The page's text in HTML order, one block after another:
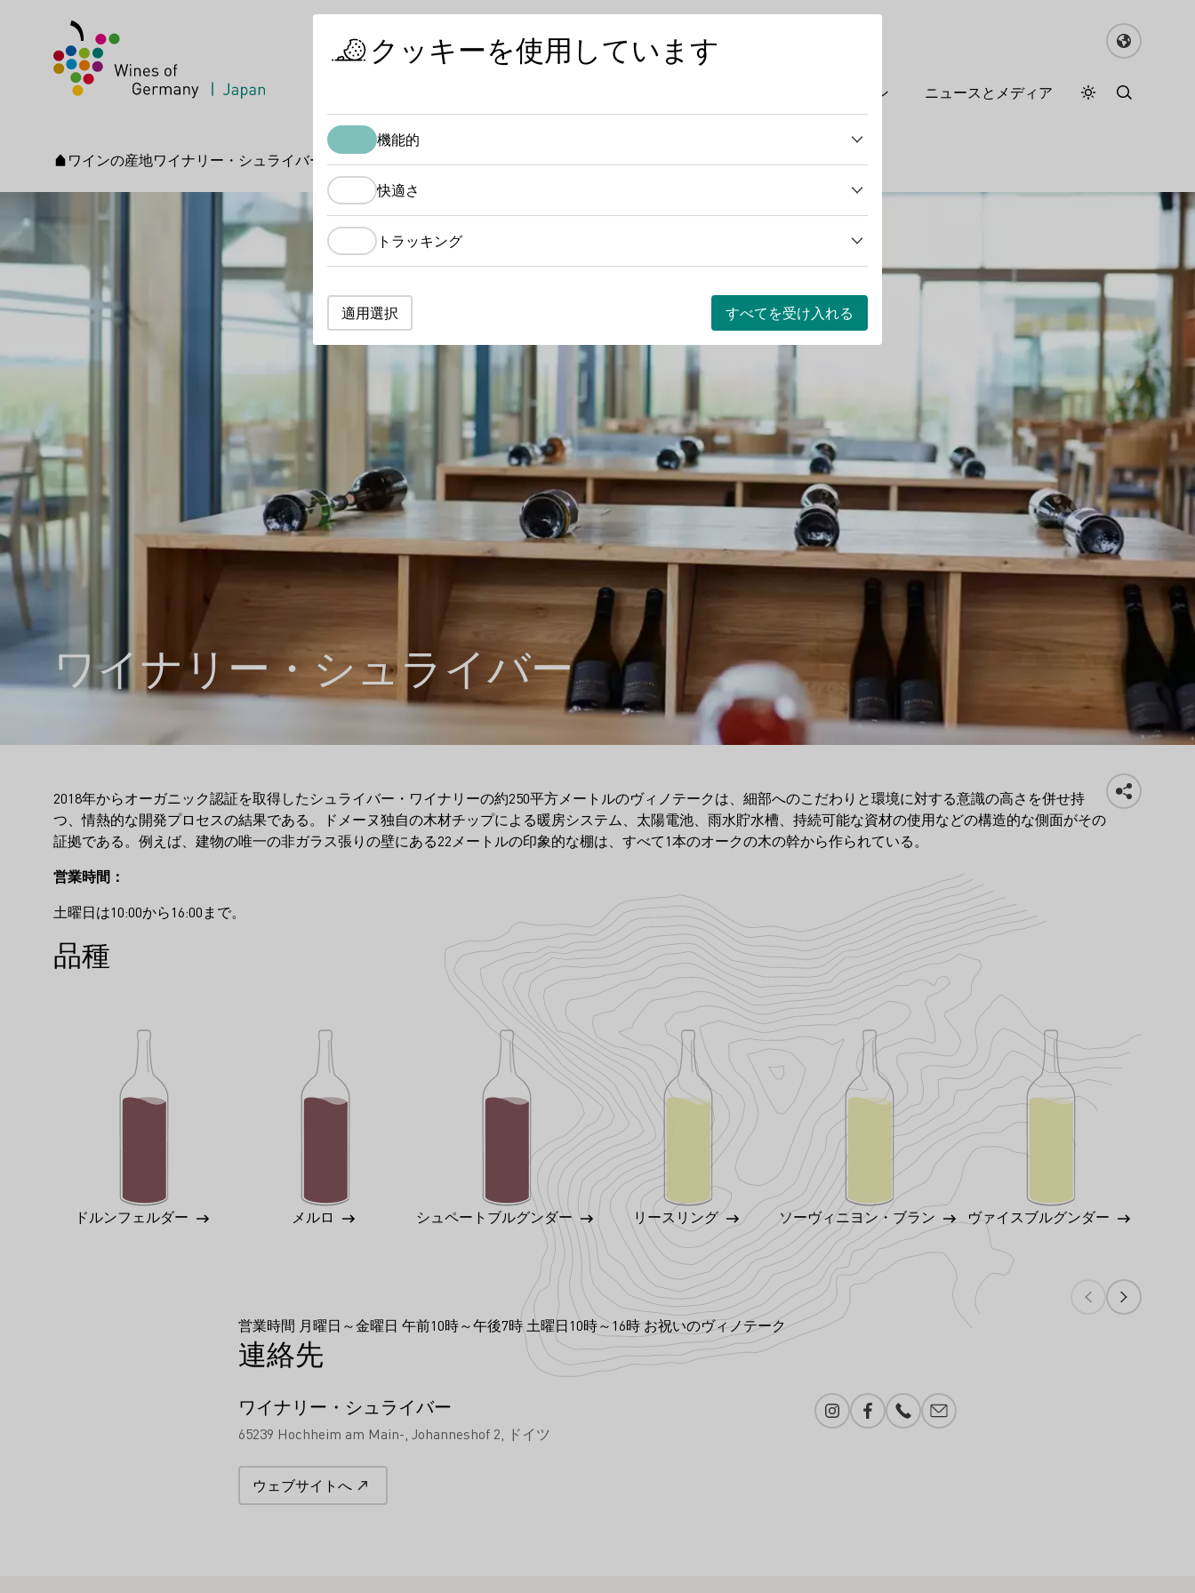
日本におけるドイツワイン ニュースとメディア デイモード
ダークモード
スタートページ
ワインの産地ワイナリー・シュライバー
ワイナリー・シュライバー
2018年からオーガニック認証を取得したシュライバー・ワイナリーの約250平方メートルのヴィノテークは、細部へのこだわりと環境に対する意識の高さを併せ持
つ、情熱的な開発プロセスの結果である。ドメーヌ独自の木材チップによる暖房システム、太陽電池、雨水貯水槽、持続可能な資材の使用などの構造的な側面がその
証拠である。例えば、建物の唯一の非ガラス張りの壁にある22メートルの印象的な棚は、すべて1本のオークの木の幹から作られている。
営業時間：
土曜日は10:00から16:00まで。
品種
ドルンフェルダー メルロ シュペートブルグンダー リースリング ソーヴィニヨン・ブラン ヴァイスブルグンダー
営業時間 月曜日～金曜日 午前10時～午後7時 土曜日10時～16時 お祝いのヴィノテーク
連絡先
ワイナリー・シュライバー
65239 Hochheim am Main- Johanneshof 2 ドイツ
InstagramFacebook電話番号メール追加
ウェブサイトへ
クッキーを使用しています
機能的
快適さ
トラッキング
適用選択 すべてを受け入れる